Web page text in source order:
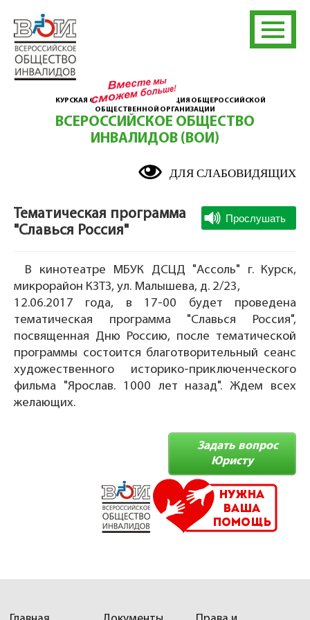
КУРСКАЯ ОБЛАСТНАЯ ОРГАНИЗАЦИЯ ОБЩЕРОССИЙСКОЙ
ОБЩЕСТВЕННОЙ ОРГАНИЗАЦИИ
ВСЕРОССИЙСКОЕ ОБЩЕСТВО
ИНВАЛИДОВ (ВОИ)
ДЛЯ СЛАБОВИДЯЩИХ
Тематическая программа
"Славься Россия"
В кинотеатре МБУК ДСЦД "Ассоль" г. Курск,
микрорайон КЗТЗ, ул. Малышева, д. 2/23,
12.06.2017 года, в 17-00 будет проведена
тематическая программа "Славься Россия",
посвященная Дню Россию, после тематической
программы состоится благотворительный сеанс
художественного историко-приключенческого
фильма "Ярослав. 1000 лет назад". Ждем всех
желающих.
Задать вопрос
Юристу